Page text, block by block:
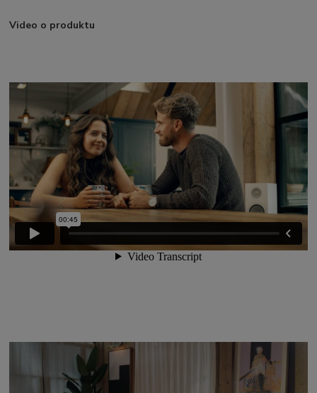
Video o produktu